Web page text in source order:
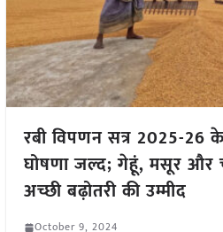
रबी विपणन सत्र 2025-26
घोषणा जल्द; गेहूं, मसूर और
अच्छी बढ़ोतरी की उम्मीद
October 9, 2024